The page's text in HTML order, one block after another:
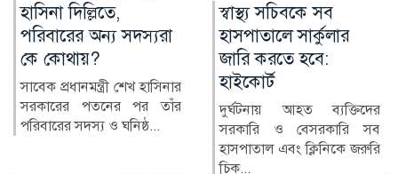
স্বাস্থ্য সচিবকে সব
হাসপাতালে সার্কুলার
জারি করতে হবে:
হাইকোর্ট
দুর্ঘটনায় আহত ব্যক্তিদের
সরকারি ও বেসরকারি সব
র‍্যাবের পরিবর্তে নতুন
বাহিনী, কী আছে খসড়া
আইনে?
র‍্যাপিড অ্যাকশন ব্যাটালিয়ন
(র‍্যাব) বিলুপ্ত করে স্পেশাল
রেসপন্স ব্যা...